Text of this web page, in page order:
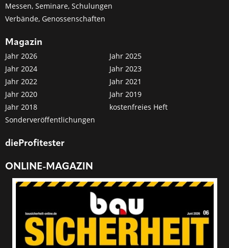
Messen, Seminare, Schulungen
Verbände, Genossenschaften
Magazin
Jahr 2026
Jahr 2025
Jahr 2024
Jahr 2023
Jahr 2022
Jahr 2021
Jahr 2020
Jahr 2019
Jahr 2018
kostenfreies Heft
Sonderveröffentlichungen
dieProfitester
ONLINE-MAGAZIN